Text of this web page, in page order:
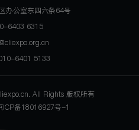
办公室东四六条64号
6403 6315
6401 5133
All Rights 版权所有
ICP备18016927号-1